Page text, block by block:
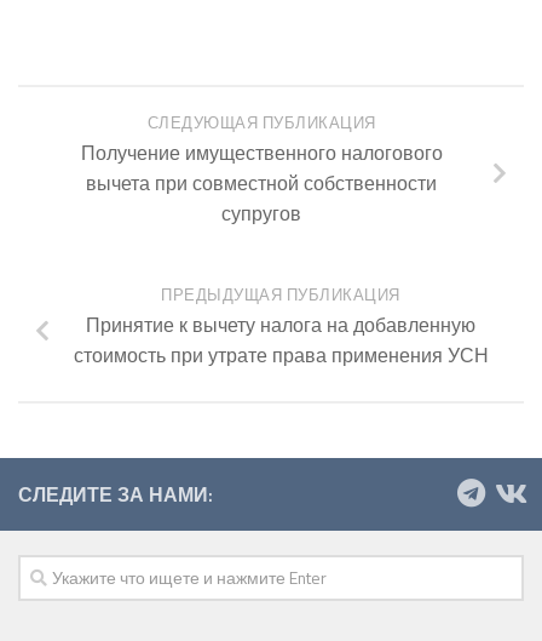
СЛЕДУЮЩАЯ ПУБЛИКАЦИЯ
Получение имущественного налогового
вычета при совместной собственности
супругов
ПРЕДЫДУЩАЯ ПУБЛИКАЦИЯ
Принятие к вычету налога на добавленную
стоимость при утрате права применения УСН
СЛЕДИТЕ ЗА НАМИ: